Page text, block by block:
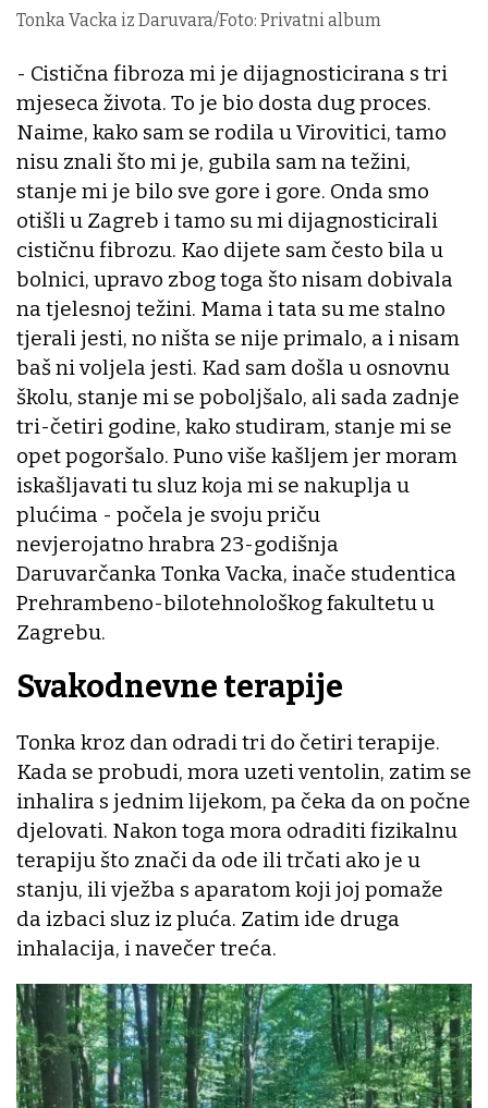
Tonka Vacka iz Daruvara/Foto: Privatni album
- Cistična fibroza mi je dijagnosticirana s tri
mjeseca života. To je bio dosta dug proces.
Naime, kako sam se rodila u Virovitici, tamo
nisu znali što mi je, gubila sam na težini,
stanje mi je bilo sve gore i gore. Onda smo
otišli u Zagreb i tamo su mi dijagnosticirali
cističnu fibrozu. Kao dijete sam često bila u
bolnici, upravo zbog toga što nisam dobivala
na tjelesnoj težini. Mama i tata su me stalno
tjerali jesti, no ništa se nije primalo, a i nisam
baš ni voljela jesti. Kad sam došla u osnovnu
školu, stanje mi se poboljšalo, ali sada zadnje
tri-četiri godine, kako studiram, stanje mi se
opet pogoršalo. Puno više kašljem jer moram
iskašljavati tu sluz koja mi se nakuplja u
plućima - počela je svoju priču
nevjerojatno hrabra 23-godišnja
Daruvarčanka Tonka Vacka, inače studentica
Prehrambeno-bilotehnološkog fakultetu u
Zagrebu.
Svakodnevne terapije
Tonka kroz dan odradi tri do četiri terapije.
Kada se probudi, mora uzeti ventolin, zatim se
inhalira s jednim lijekom, pa čeka da on počne
djelovati. Nakon toga mora odraditi fizikalnu
terapiju što znači da ode ili trčati ako je u
stanju, ili vježba s aparatom koji joj pomaže
da izbaci sluz iz pluća. Zatim ide druga
inhalacija, i navečer treća.